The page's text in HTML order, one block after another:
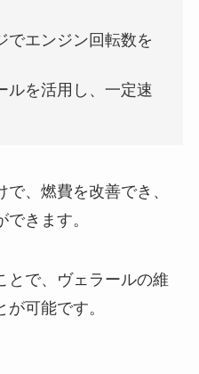
でエンジン回転数を
ルを活用し、一定速
、燃費を改善でき、
きます。
とで、ヴェラールの維
可能です。